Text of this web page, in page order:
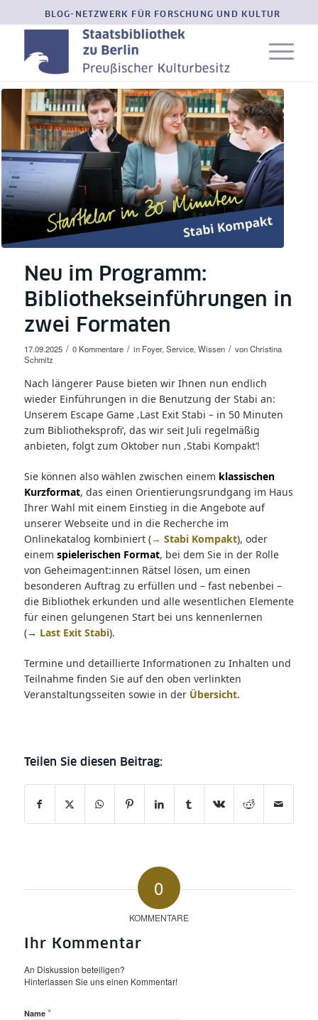
BLOG-NETZWERK FÜR FORSCHUNG UND KULTUR
Neu im Programm:
Bibliothekseinführungen in
zwei Formaten
17.09.2025 / 0 Kommentare / in Foyer, Service, Wissen / vonChristina
Schmitz
Nach längerer Pause bieten wir Ihnen nun endlich
wieder Einführungen in die Benutzung der Stabi an:
Unserem Escape Game ‚Last Exit Stabi – in 50 Minuten
zum Bibliotheksprofi‘, das wir seit Juli regelmäßig
anbieten, folgt zum Oktober nun ‚Stabi Kompakt‘!
Sie können also wählen zwischen einem klassischen
Kurzformat, das einen Orientierungsrundgang im Haus
Ihrer Wahl mit einem Einstieg in die Angebote auf
unserer Webseite und in die Recherche im
Onlinekatalog kombiniert (→ Stabi Kompakt), oder
einem spielerischen Format, bei dem Sie in der Rolle
von Geheimagent:innen Rätsel lösen, um einen
besonderen Auftrag zu erfüllen und – fast nebenbei –
die Bibliothek erkunden und alle wesentlichen Elemente
für einen gelungenen Start bei uns kennenlernen
(→ Last Exit Stabi).
Termine und detaillierte Informationen zu Inhalten und
Teilnahme finden Sie auf den oben verlinkten
Veranstaltungsseiten sowie in der Übersicht.
0
KOMMENTARE
Ihr Kommentar
An Diskussion beteiligen?
Hinterlassen Sie uns einen Kommentar!
Name *